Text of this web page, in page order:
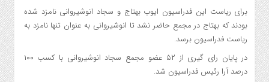
برای ریاست این فدراسیون ایوب بهتاج و سجاد انوشیروانی نامزد شده
بودند که بهتاج در مجمع حاضر نشد تا انوشیروانی به عنوان تنها نامزد به
ریاست فدراسیون برسد.
در پایان رای گیری از ۵۲ عضو مجمع سجاد انوشیروانی با کسب ۱۰۰
درصد آرا رئیس فدراسیون شد.